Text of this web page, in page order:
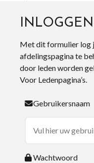
Met dit formulier log
afdelingspagina te
door leden worden
Voor Ledenpagina’s.
Gebruikersnaam
Wachtwoord